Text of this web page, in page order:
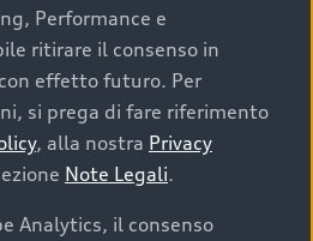
assistenza
Online
Performance e
ritirare il consenso in
effetto futuro. Per
si prega di fare riferimento
, alla nostra Privacy
Note Legali.
Analytics, il consenso